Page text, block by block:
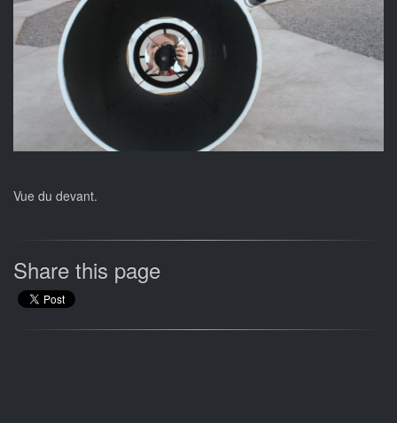
Vue du devant.
Share this page